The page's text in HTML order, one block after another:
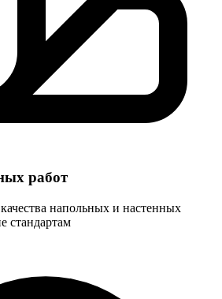
работ
напольных и настенных
стандартам